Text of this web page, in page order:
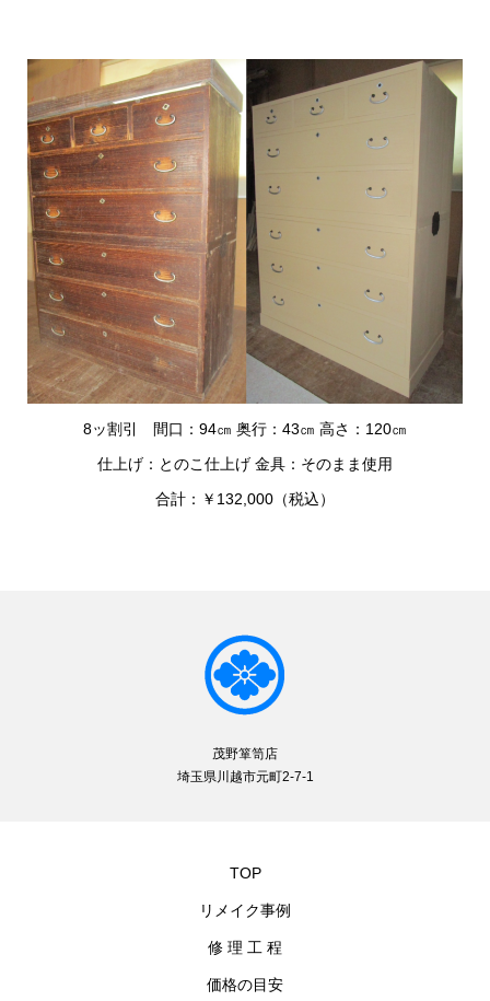
8ッ割引 間口：94㎝ 奥行：43㎝ 高さ：120㎝
仕上げ：とのこ仕上げ 金具：そのまま使用
合計：￥132,000（税込）
茂野箪笥店
埼玉県川越市元町2-7-1
TOP
リメイク事例
修 理 工 程
価格の目安